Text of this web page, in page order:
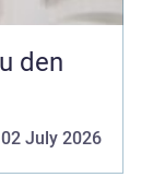
02 July 2026